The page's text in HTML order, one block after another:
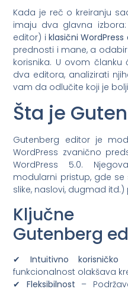
Kada je reč o kreiranju
imaju dva glavna izbora:
editor) iklasični
prednosti i mane, a
korisnika. U ovom
dva editora, analizirati
vam da odlučite koji je
Šta je
Gutenberg editor je
WordPress zvanično
WordPress 5.0.
modularni pristup, gde se
slike, naslovi, dugmad
Ključne
Gutenberg
✔ Intuitivno korisničko
funkcionalnost olakšava
✔ Fleksibilnost –